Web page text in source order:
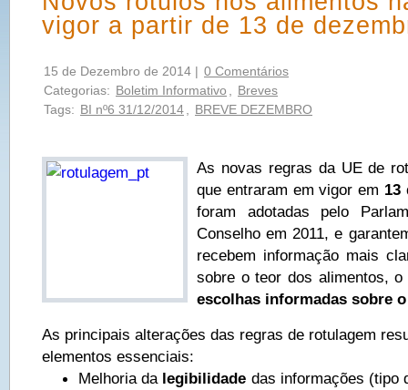
vigor a partir de 13 de
15 de Dezembro de 2014 | 0 Comentários
Categorias: Boletim Informativo
Breves
Tags: BI nº6 31/12/2014 BREVE DEZEMBRO
As novas regras da UE de
que entraram em vigor em 13
foram adotadas pelo
Conselho em 2011, e
recebem informação mais
sobre o teor dos alimentos,
escolhas informadas sobre
As principais alterações das regras de rotulagem
elementos essenciais:
Melhoria da legibilidade das informações (tipo